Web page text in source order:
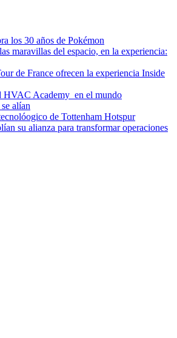
los 30 años de Pokémon
maravillas del espacio, en la experiencia:
de France ofrecen la experiencia Inside
HVAC Academy en el mundo
alían
de Tottenham Hotspur
su alianza para transformar operaciones